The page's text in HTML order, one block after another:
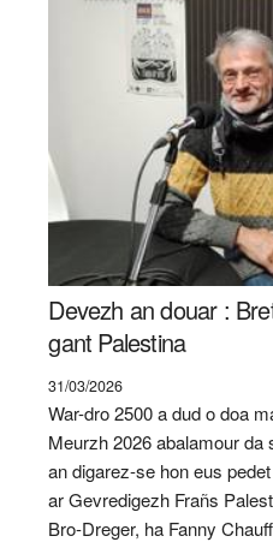
Devezh an douar :
gant Palestina
31/03/2026
War-dro 2500 a dud o doa
Meurzh 2026 abalamour da
an digarez-se hon eus
ar Gevredigezh Frañs
Bro-Dreger, ha Fanny